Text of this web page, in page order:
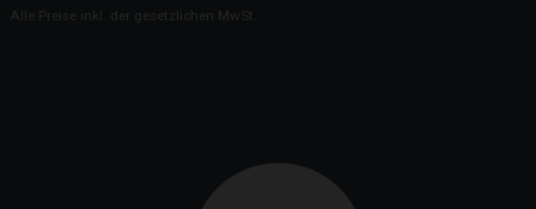
Alle Preise inkl. der gesetzlichen MwSt.